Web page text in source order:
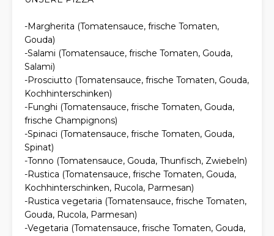
-Margherita (Tomatensauce, frische Tomaten,
Gouda)
-Salami (Tomatensauce, frische Tomaten, Gouda,
Salami)
-Prosciutto (Tomatensauce, frische Tomaten, Gouda,
Kochhinterschinken)
-Funghi (Tomatensauce, frische Tomaten, Gouda,
frische Champignons)
-Spinaci (Tomatensauce, frische Tomaten, Gouda,
Spinat)
-Tonno (Tomatensauce, Gouda, Thunfisch, Zwiebeln)
-Rustica (Tomatensauce, frische Tomaten, Gouda,
Kochhinterschinken, Rucola, Parmesan)
-Rustica vegetaria (Tomatensauce, frische Tomaten,
Gouda, Rucola, Parmesan)
-Vegetaria (Tomatensauce, frische Tomaten, Gouda,